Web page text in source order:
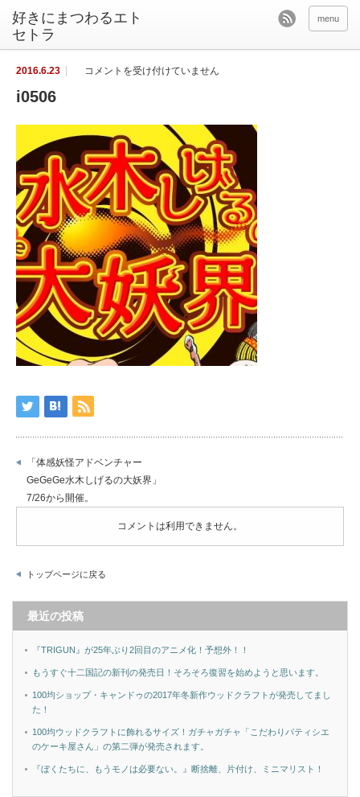
好きにまつわるエト
セトラ
menu
2016.6.23
は
コメントを受け付けていません
i0506
「体感妖怪アドベンチャー
GeGeGe水木しげるの大妖界」
7/26から開催。
コメントは利用できません。
トップページに戻る
最近の投稿
『TRIGUN』が25年ぶり2回目のアニメ化！予想外！！
もうすぐ十二国記の新刊の発売日！そろそろ復習を始めようと思います。
100均ショップ・キャンドゥの2017年冬新作ウッドクラフトが発売してまし
た！
100均ウッドクラフトに飾れるサイズ！ガチャガチャ「こだわりパティシエ
のケーキ屋さん」の第二弾が発売されます。
『ぼくたちに、もうモノは必要ない。』断捨離、片付け、ミニマリスト！